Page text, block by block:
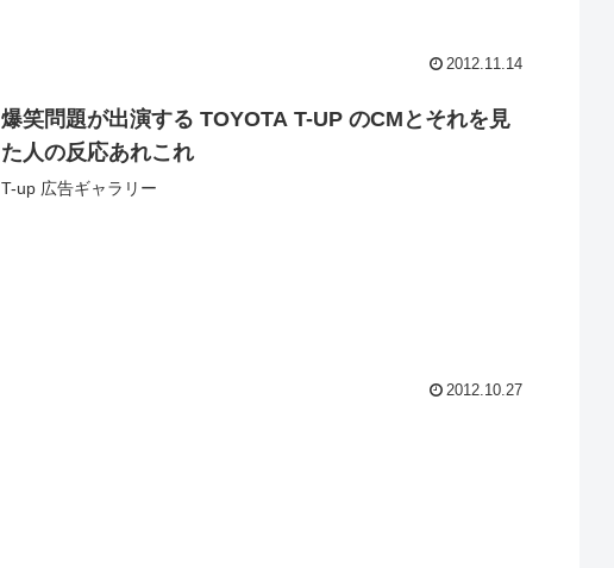
2012.11.14
爆笑問題が出演する TOYOTA T-UP のCMとそれを見
た人の反応あれこれ
T-up 広告ギャラリー
2012.10.27